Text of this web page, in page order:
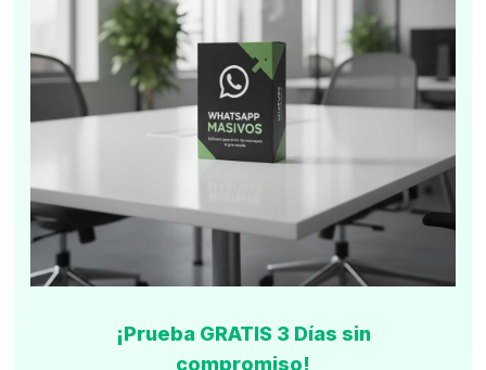
¡Prueba GRATIS 3 Días sin
compromiso!